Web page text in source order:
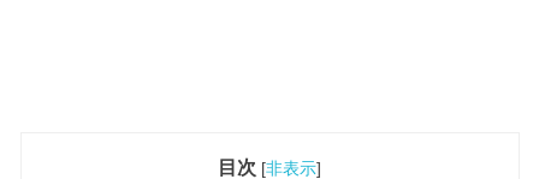
目次 [非表示]